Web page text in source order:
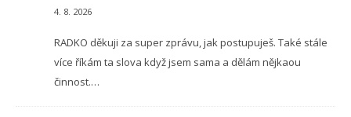
4. 8. 2026
RADKO děkuji za super zprávu, jak postupuješ. Také stále
více říkám ta slova když jsem sama a dělám nějkaou
činnost.…